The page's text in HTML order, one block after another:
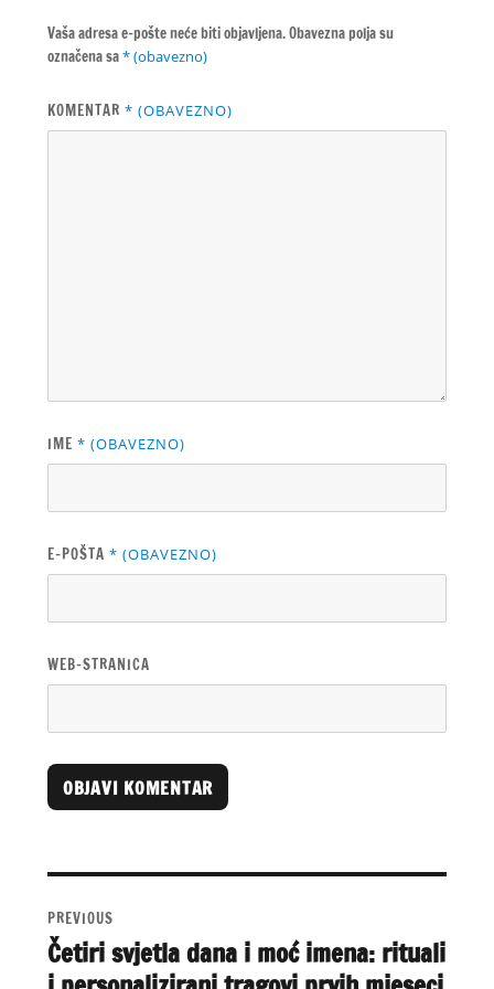
Vaša adresa e-pošte neće biti objavljena.Obavezna polja su
označena sa* (obavezno)
KOMENTAR * (OBAVEZNO)
IME * (OBAVEZNO)
E-POŠTA * (OBAVEZNO)
WEB-STRANICA
T
R
N
A
T
objava
PREVIOUS
Previous
post:
Četiri svjetla dana i moć imena: rituali